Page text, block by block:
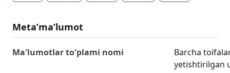
Metaʼmaʼlumot
Ma'lumotlar to'plami nomi
Barcha
yetishtirilgan